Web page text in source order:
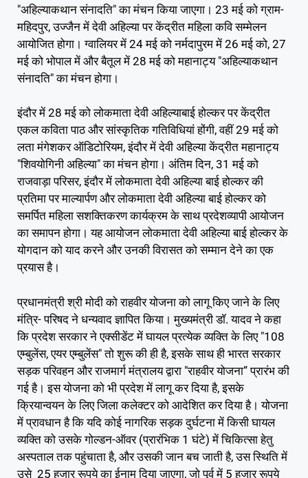
"अहिल्याकथान संनादति" का मंचन किया जाएगा। 23 मई को ग्राम-
महिदपुर, उज्जैन में देवी अहिल्या पर केंद्रीत महिला कवि सम्मेलन
आयोजित होगा। ग्वालियर में 24 मई को नर्मदापुरम में 26 मई को, 27
मई को भोपाल में और बैतूल में 28 मई को महानाट्य "अहिल्याकथान
संनादति" का मंचन होगा।
इंदौर में 28 मई को लोकमाता देवी अहिल्याबाई होल्कर पर केंद्रीत
एकल कविता पाठ और सांस्कृतिक गतिविधियां होंगी, वहीं 29 मई को
लता मंगेशकर ऑडिटोरियम, इंदौर में देवी अहिल्या केंद्रीत महानाट्य
"शिवयोगिनी अहिल्या" का मंचन होगा। अंतिम दिन, 31 मई को
राजवाड़ा परिसर, इंदौर में लोकमाता देवी अहिल्या बाई होल्कर की
प्रतिमा पर माल्यार्पण और लोकमाता देवी अहिल्या बाई होल्कर को
समर्पित महिला सशक्तिकरण कार्यक्रम के साथ प्रदेशव्यापी आयोजन
का समापन होगा। यह आयोजन लोकमाता देवी अहिल्या बाई होल्कर के
योगदान को याद करने और उनकी विरासत को सम्मान देने का एक
प्रयास है।
प्रधानमंत्री श्री मोदी को राहवीर योजना को लागू किए जाने के लिए
मंत्रि- परिषद ने धन्यवाद ज्ञापित किया। मुख्यमंत्री डॉ. यादव ने कहा
कि प्रदेश सरकार ने एक्सीडेंट में घायल प्रत्येक व्यक्ति के लिए "108
एम्बुलेंस, एयर एम्बुलेंस" तो शुरू की ही है, इसके साथ ही भारत सरकार
सड़क परिवहन और राजमार्ग मंत्रालय द्वारा "राहवीर योजना” प्रारंभ की
गई है। इस योजना को भी प्रदेश में लागू कर दिया है, इसके
क्रियान्वयन के लिए जिला कलेक्टर को आदेशित कर दिया है। योजना
में प्रावधान है कि यदि कोई नागरिक सड़क दुर्घटना में किसी घायल
व्यक्ति को उसके गोल्डन-ऑवर (प्रारंभिक 1 घंटे) में चिकित्सा हेतु
अस्पताल तक पहुंचाता है, और उसकी जान बच जाती है, उस स्थिति में
उसे 25 हजार रूपये का ईनाम दिया जाएगा, जो पूर्व में 5 हजार रूपये